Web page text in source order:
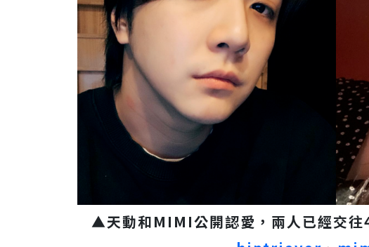
▲天動和MIMI公開認愛，兩人已經交